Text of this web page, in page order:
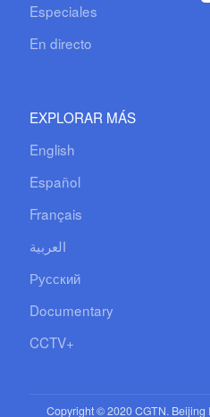
Especiales
En directo
EXPLORAR MÁS
English
Español
Français
العربية
Русский
Documentary
CCTV+
Copyright © 2020 CGTN.